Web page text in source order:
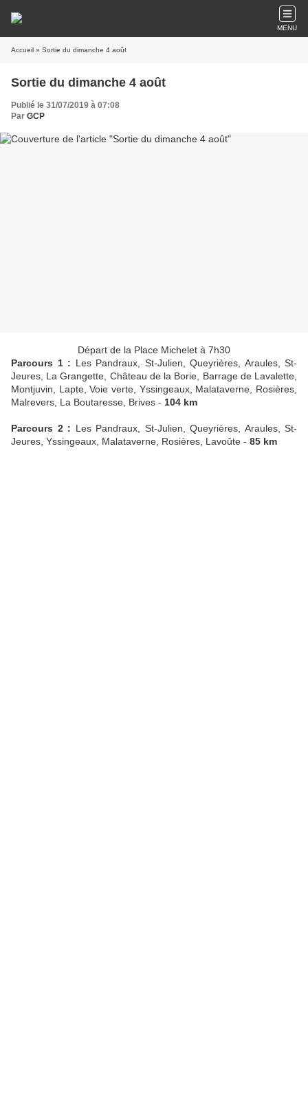
MENU
Accueil » Sortie du dimanche 4 août
Sortie du dimanche 4 août
Publié le 31/07/2019 à 07:08
Par GCP
Départ de la Place Michelet à 7h30
Parcours 1 : Les Pandraux, St-Julien, Queyrières, Araules, St-
Jeures, La Grangette, Château de la Borie, Barrage de Lavalette,
Montjuvin, Lapte, Voie verte, Yssingeaux, Malataverne, Rosières,
Malrevers, La Boutaresse, Brives - 104 km
Parcours 2 : Les Pandraux, St-Julien, Queyrières, Araules, St-
Jeures, Yssingeaux, Malataverne, Rosières, Lavoûte - 85 km